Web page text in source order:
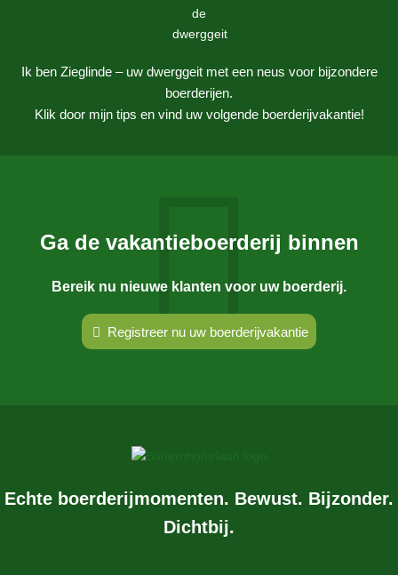
Ik ben Zieglinde – uw dwerggeit met een neus voor bijzondere
boerderijen.
Klik door mijn tips en vind uw volgende boerderijvakantie!
Ga de vakantieboerderij binnen
Bereik nu nieuwe klanten voor uw boerderij.
Registreer nu uw boerderijvakantie
Echte boerderijmomenten. Bewust. Bijzonder.
Dichtbij.